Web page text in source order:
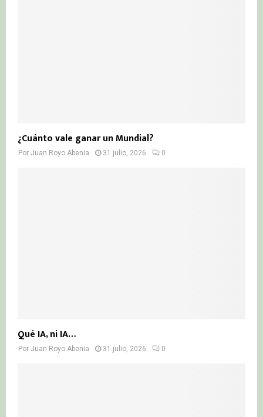
¿Cuánto vale ganar un Mundial?
Por Juan Royo Abenia 31 julio, 2026 0
Qué IA, ni IA…
Por Juan Royo Abenia 31 julio, 2026 0